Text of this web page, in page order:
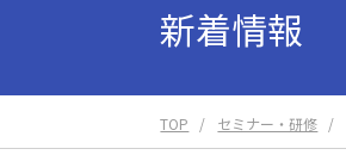
新着情報
TOP セミナー・研修